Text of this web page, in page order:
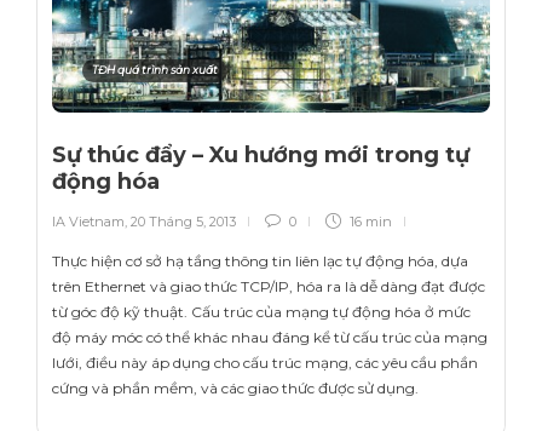
TĐH quá trình sản xuất
Sự thúc đẩy – Xu hướng mới trong tự
động hóa
IA Vietnam, 20 Tháng 5, 2013 0 16 min
Thực hiện cơ sở hạ tầng thông tin liên lạc tự động hóa, dựa
trên Ethernet và giao thức TCP/IP, hóa ra là dễ dàng đạt được
từ góc độ kỹ thuật. Cấu trúc của mạng tự động hóa ở mức
độ máy móc có thể khác nhau đáng kể từ cấu trúc của mạng
lưới, điều này áp dụng cho cấu trúc mạng, các yêu cầu phần
cứng và phần mềm, và các giao thức được sử dụng.